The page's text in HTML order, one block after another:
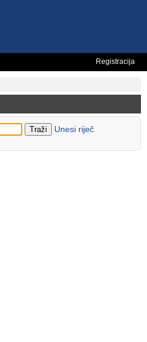
Registracija
Unesi riječ